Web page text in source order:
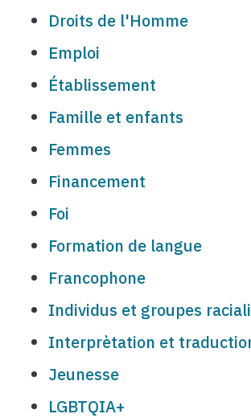
Droits de l'Homme
Emploi
Établissement
Famille et enfants
Femmes
Financement
Foi
Formation de langue
Francophone
Individus et groupes
Interprètation et
Jeunesse
LGBTQIA+